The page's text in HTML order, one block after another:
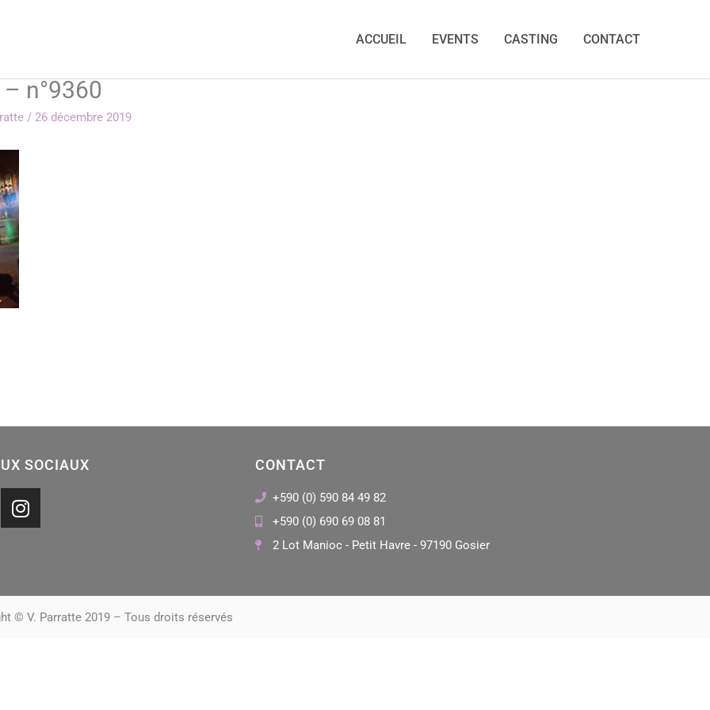
ACCUEIL EVENTS CASTING CONTACT
n°9360
/26 décembre 2019
SOCIAUX
I
n
g
r
CONTACT
+590 (0) 590 84 49 82
+590 (0) 690 69 08 81
2 Lot Manioc - Petit Havre - 97190 Gosier
© V. Parratte 2019 – Tous droits réservés